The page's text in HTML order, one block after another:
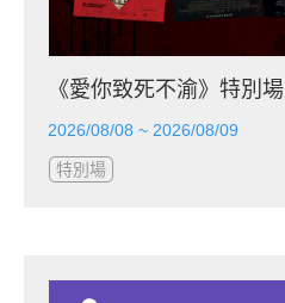
《愛你致死不渝》特別場
2026/08/08 ~ 2026/08/09
特別場